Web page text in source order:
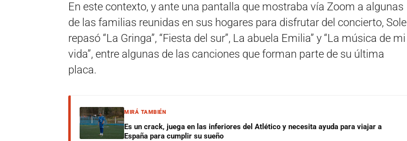
En este contexto, y ante una pantalla que mostraba vía Zoom a algunas
de las familias reunidas en sus hogares para disfrutar del concierto, Sole
repasó “La Gringa”, “Fiesta del sur”, La abuela Emilia” y “La música de mi
vida”, entre algunas de las canciones que forman parte de su última
placa.
MIRÁ TAMBIÉN
Es un crack, juega en las inferiores del Atlético y necesita ayuda para viajar a
España para cumplir su sueño